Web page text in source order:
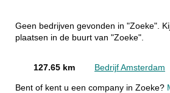
Geen bedrijven gevonden in "Zoeke".
plaatsen in de buurt van "Zoeke".
127.65 km Bedrijf Amsterdam
Bent of kent u een company in Zoeke?